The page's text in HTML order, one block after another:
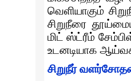
வெளியாகும்
சிறுநீரை
மிட் ஸ்ட்ரீம்
உடனடியாக
சிறுநீர்